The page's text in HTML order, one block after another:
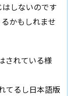
しないのです
かもしれませ
されている様
てるし日本語版